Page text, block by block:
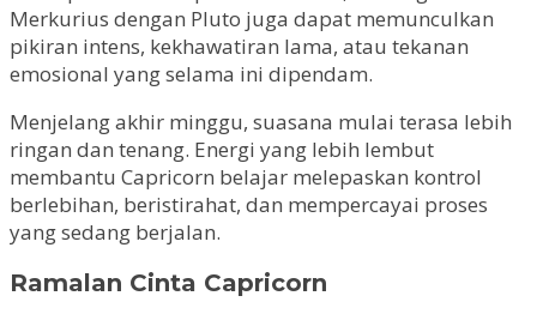
Merkurius dengan Pluto juga dapat memunculkan
pikiran intens, kekhawatiran lama, atau tekanan
emosional yang selama ini dipendam.
Menjelang akhir minggu, suasana mulai terasa lebih
ringan dan tenang. Energi yang lebih lembut
membantu Capricorn belajar melepaskan kontrol
berlebihan, beristirahat, dan mempercayai proses
yang sedang berjalan.
Ramalan Cinta Capricorn